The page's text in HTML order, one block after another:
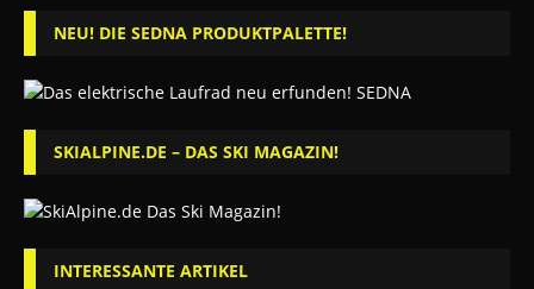
NEU! DIE SEDNA PRODUKTPALETTE!
SKIALPINE.DE – DAS SKI MAGAZIN!
INTERESSANTE ARTIKEL